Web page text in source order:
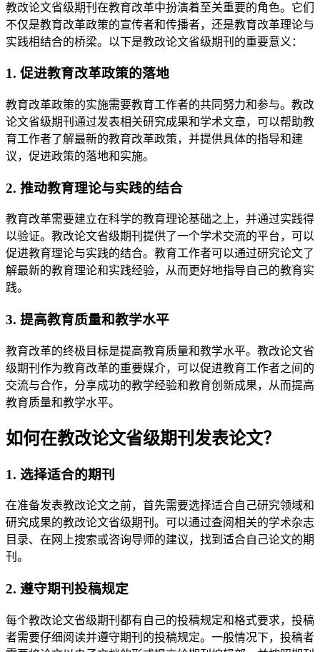
教改论文省级期刊在教育改革中扮演着至关重要的角色。它们
不仅是教育改革政策的宣传者和传播者，还是教育改革理论与
实践相结合的桥梁。以下是教改论文省级期刊的重要意义：
1. 促进教育改革政策的落地
教育改革政策的实施需要教育工作者的共同努力和参与。教改
论文省级期刊通过发表相关研究成果和学术文章，可以帮助教
育工作者了解最新的教育改革政策，并提供具体的指导和建
议，促进政策的落地和实施。
2. 推动教育理论与实践的结合
教育改革需要建立在科学的教育理论基础之上，并通过实践得
以验证。教改论文省级期刊提供了一个学术交流的平台，可以
促进教育理论与实践的结合。教育工作者可以通过研究论文了
解最新的教育理论和实践经验，从而更好地指导自己的教育实
践。
3. 提高教育质量和教学水平
教育改革的终极目标是提高教育质量和教学水平。教改论文省
级期刊作为教育改革的重要媒介，可以促进教育工作者之间的
交流与合作，分享成功的教学经验和教育创新成果，从而提高
教育质量和教学水平。
如何在教改论文省级期刊发表论文？
1. 选择适合的期刊
在准备发表教改论文之前，首先需要选择适合自己研究领域和
研究成果的教改论文省级期刊。可以通过查阅相关的学术杂志
目录、在网上搜索或咨询导师的建议，找到适合自己论文的期
刊。
2. 遵守期刊投稿规定
每个教改论文省级期刊都有自己的投稿规定和格式要求，投稿
者需要仔细阅读并遵守期刊的投稿规定。一般情况下，投稿者